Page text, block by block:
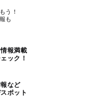
う！
も
報満載
ック！
など
ポット